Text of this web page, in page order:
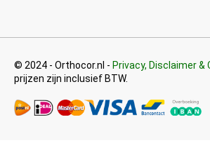
© 2024 - Orthocor.nl - Privacy, Disclaimer &
prijzen zijn inclusief BTW.